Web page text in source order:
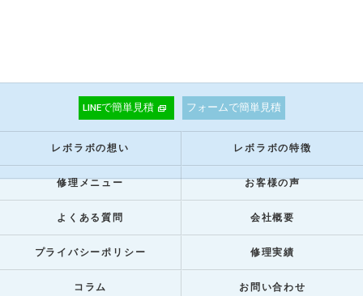
LINEで簡単見積 フォームで簡単見積
レボラボの想い レボラボの特徴
修理メニュー お客様の声
よくある質問 会社概要
プライバシーポリシー 修理実績
コラム お問い合わせ